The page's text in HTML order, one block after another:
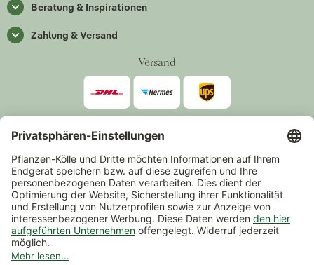
Beratung & Inspirationen
Zahlung & Versand
Versand
Zahlarten
*Alle Preise inkl. gesetzlicher Mehrwertsteuer zzgl.Versand
Mindestbestellwert 14,90 €, ausgenommen sind Gutscheine und
Events.